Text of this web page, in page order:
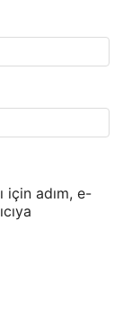
için adım, e-